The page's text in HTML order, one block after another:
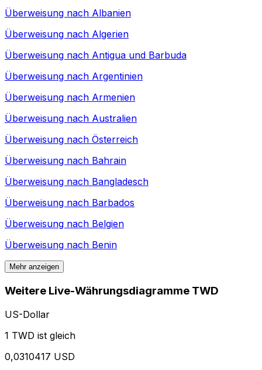
Überweisung nach Albanien
Überweisung nach Algerien
Überweisung nach Antigua und Barbuda
Überweisung nach Argentinien
Überweisung nach Armenien
Überweisung nach Australien
Überweisung nach Österreich
Überweisung nach Bahrain
Überweisung nach Bangladesch
Überweisung nach Barbados
Überweisung nach Belgien
Überweisung nach Benin
Mehr anzeigen
Weitere Live-Währungsdiagramme TWD
US-Dollar
1 TWD ist gleich
0,0310417 USD